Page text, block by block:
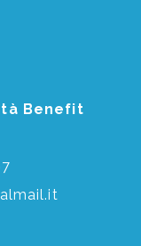
Benefit